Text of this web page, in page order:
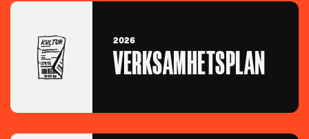
2026
VERKSAMHETSPLAN